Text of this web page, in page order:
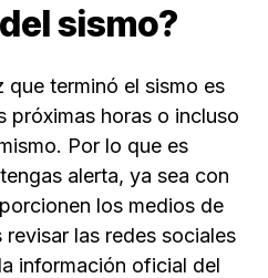
sismo?
que terminó el sismo es
próximas horas o incluso
Por lo que es
alerta, ya sea con
los medios de
las redes sociales
información oficial del